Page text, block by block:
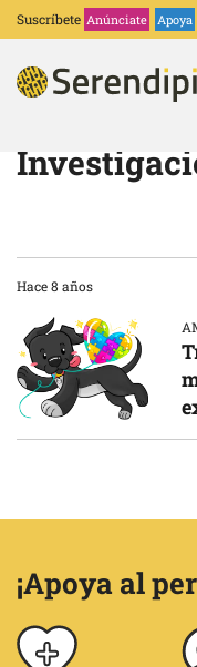
Suscríbete Anúnciate Apoya
Hace 8 años
¡Apoya al